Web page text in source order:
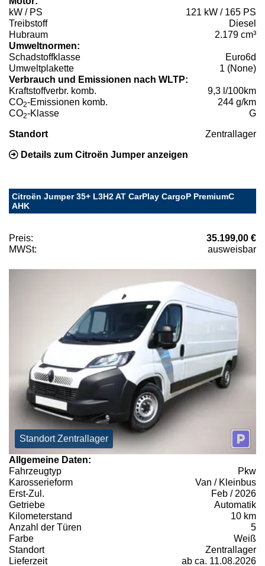
kW / PS
121 kW / 165 PS
Treibstoff
Diesel
Hubraum
2.179 cm³
Umweltnormen:
Schadstoffklasse
Euro6d
Umweltplakette
1 (None)
Verbrauch und Emissionen nach WLTP:
Kraftstoffverbr. komb.
9,3 l/100km
CO2-Emissionen komb.
244 g/km
CO2-Klasse G
Standort Zentrallager
Details zum Citroën Jumper anzeigen
Citroën Jumper 35+ L3H2 AT CarPlay CargoP PremiumC
AHK
Preis:
35.199,00 €
MWSt:
ausweisbar
Standort Zentrallager
Allgemeine Daten:
Fahrzeugtyp
Pkw
Karosserieform
Van / Kleinbus
Erst-Zul.
Feb / 2026
Getriebe
Automatik
Kilometerstand
10 km
Anzahl der Türen
5
Farbe
Weiß
Standort
Zentrallager
Lieferzeit
ab ca. 11.08.2026